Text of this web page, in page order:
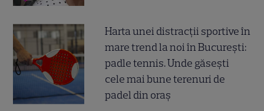
Harta unei distracții sportive în
mare trend la noi în București:
padle tennis. Unde găsești
cele mai bune terenuri de
padel din oraș